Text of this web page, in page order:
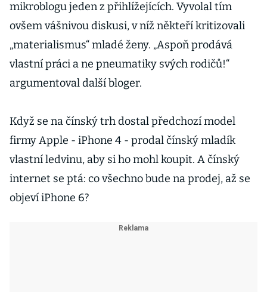
mikroblogu jeden z přihlížejících. Vyvolal tím
ovšem vášnivou diskusi, v níž někteří kritizovali
„materialismus“ mladé ženy. „Aspoň prodává
vlastní práci a ne pneumatiky svých rodičů!“
argumentoval další bloger.
Když se na čínský trh dostal předchozí model
firmy Apple - iPhone 4 - prodal čínský mladík
vlastní ledvinu, aby si ho mohl koupit. A čínský
internet se ptá: co všechno bude na prodej, až se
objeví iPhone 6?